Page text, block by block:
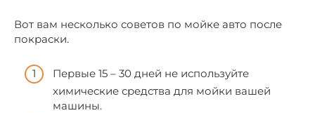
Вот вам несколько советов по мойке авто после
покраски.
Первые 15 – 30 дней не используйте
химические средства для мойки вашей
машины.